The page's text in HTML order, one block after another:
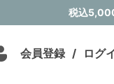
税込
会員登録 / ログ